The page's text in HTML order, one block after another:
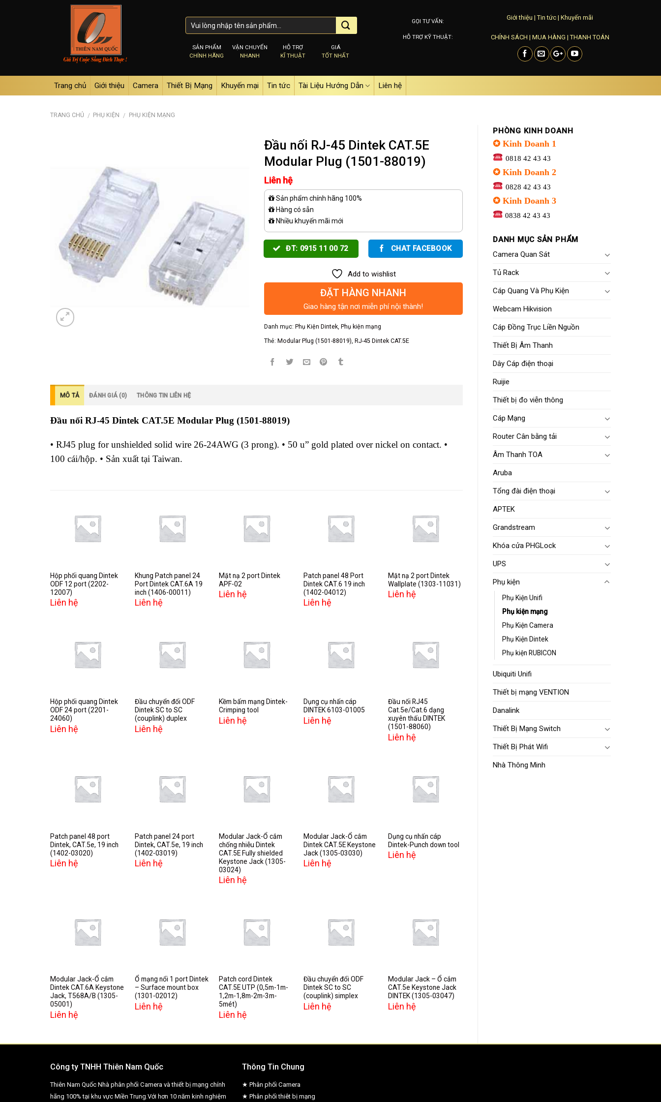
SẢN PHẨM
CHÍNH HÃNG
VẬN CHUYỂN
NHANH
HỖ TRỢ
KĨ THUẬT
GIÁ
TỐT NHẤT
GỌI TƯ VẤN:
HỖ TRỢ KỸ THUẬT:
Giới thiệu |Tin tức | Khuyến mãi
CHÍNH SÁCH | MUA HÀNG |THANH TOÁN
Trang chủ Giới thiệu Camera Thiết Bị Mạng Khuyến mại Tin tức Tài Liệu Hướng Dẫn Liên hệ
TRANG CHỦ / PHỤ KIỆN / PHỤ KIỆN MẠNG
PHÒNG KINH DOANH
✪ Kinh Doanh 1
0818 42 43 43
✪ Kinh Doanh 2
0828 42 43 43
✪ Kinh Doanh 3
0838 42 43 43
DANH MỤC SẢN PHẨM
Camera Quan Sát
Tủ Rack
Cáp Quang Và Phụ Kiện
Webcam Hikvision
Cáp Đồng Trục Liền Nguồn
Thiết Bị Âm Thanh
Dây Cáp điện thoại
Ruijie
Thiết bị đo viễn thông
Cáp Mạng
Router Cân bằng tải
Âm Thanh TOA
Aruba
Tổng đài điện thoại
APTEK
Grandstream
Khóa cửa PHGLock
UPS
Phụ kiện
Phụ Kiện Unifi
Phụ kiện mạng
Phụ Kiện Camera
Phụ Kiện Dintek
Phụ kiện RUBICON
Ubiquiti Unifi
Thiết bị mạng VENTION
Danalink
Thiết Bị Mạng Switch
Thiết Bị Phát Wifi
Nhà Thông Minh
Đầu nối RJ-45 Dintek CAT.5E
Modular Plug (1501-88019)
Liên hệ
Sản phẩm chính hãng 100%
Hàng có sẵn
Nhiều khuyến mãi mới
ĐT: 0915 11 00 72 CHAT FACEBOOK
Add to wishlist
ĐẶT HÀNG NHANH
Giao hàng tận nơi miễn phí nội thành!
Danh mục: Phụ Kiện Dintek, Phụ kiện mạng
Thẻ: Modular Plug (1501-88019), RJ-45 Dintek CAT.5E
MÔ TẢ ĐÁNH GIÁ (0) THÔNG TIN LIÊN HỆ
Đầu nối RJ-45 Dintek CAT.5E Modular Plug (1501-88019)
• RJ45 plug for unshielded solid wire 26-24AWG (3 prong). • 50 u” gold plated over nickel on contact. •
100 cái/hộp. • Sản xuất tại Taiwan.
wishlist
Hộp phối quang Dintek
ODF 12 port (2202-
12007)
Liên hệ
wishlist
Khung Patch panel 24
Port Dintek CAT.6A 19
inch (1406-00011)
Liên hệ
wishlist
Mặt nạ 2 port Dintek
APF-02
Liên hệ
wishlist
Patch panel 48 Port
Dintek CAT.6 19 inch
(1402-04012)
Liên hệ
wishlist
Mặt nạ 2 port Dintek
Wallplate (1303-11031)
Liên hệ
wishlist
Hộp phối quang Dintek
ODF 24 port (2201-
24060)
Liên hệ
wishlist
Đầu chuyển đổi ODF
Dintek SC to SC
(couplink) duplex
Liên hệ
wishlist
Kềm bấm mạng Dintek-
Crimping tool
Liên hệ
wishlist
Dụng cụ nhấn cáp
DINTEK 6103-01005
Liên hệ
wishlist
Đầu nối RJ45
Cat.5e/Cat.6 dạng
xuyên thấu DINTEK
(1501-88060)
Liên hệ
wishlist
Patch panel 48 port
Dintek, CAT.5e, 19 inch
(1402-03020)
Liên hệ
wishlist
Patch panel 24 port
Dintek, CAT.5e, 19 inch
(1402-03019)
Liên hệ
wishlist
Modular Jack-Ổ cắm
chống nhiễu Dintek
CAT.5E Fully shielded
Keystone Jack (1305-
03024)
Liên hệ
wishlist
Modular Jack-Ổ cắm
Dintek CAT.5E Keystone
Jack (1305-03030)
Liên hệ
wishlist
Dụng cụ nhấn cáp
Dintek-Punch down tool
Liên hệ
wishlist
Modular Jack-Ổ cắm
Dintek CAT.6A Keystone
Jack, T568A/B (1305-
05001)
Liên hệ
wishlist
Ổ mạng nổi 1 port Dintek
– Surface mount box
(1301-02012)
Liên hệ
wishlist
Patch cord Dintek
CAT.5E UTP (0,5m-1m-
1,2m-1,8m-2m-3m-
5mét)
Liên hệ
wishlist
Đầu chuyển đổi ODF
Dintek SC to SC
(couplink) simplex
Liên hệ
wishlist
Modular Jack – Ổ cắm
CAT.5e Keystone Jack
DINTEK (1305-03047)
Liên hệ
Công ty TNHH Thiên Nam Quốc
Thiên Nam Quốc Nhà phân phối Camera và thiết bị mạng chính
hãng 100% tại khu vực Miền Trung.Với hơn 10 năm kinh nghiệm
Thông Tin Chung
★ Phân phối Camera
★ Phân phối thiêt bị mạng